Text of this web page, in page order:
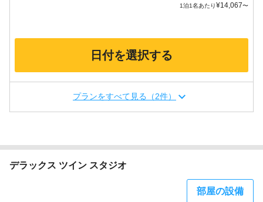
1泊1名あたり¥14,067〜
日付を選択する
プランをすべて見る（2件）
デラックス ツイン スタジオ
部屋の設備